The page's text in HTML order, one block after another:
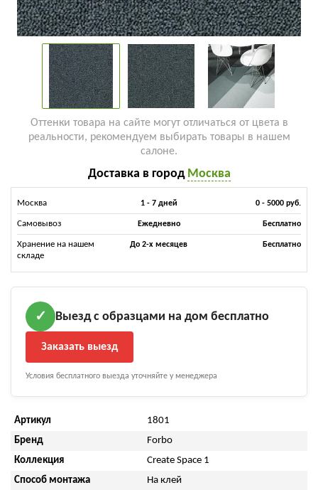
Оттенки товара на сайте могут отличаться от цвета в
реальности, рекомендуем выбирать товары в нашем
салоне.
Доставка в город Москва
Москва 1 - 7 дней 0 - 5000 руб.
Самовывоз Ежедневно Бесплатно
Хранение на нашем
складе
До 2-х месяцев Бесплатно
✓ Выезд с образцами на дом бесплатно
Заказать выезд
Условия бесплатного выезда уточняйте у менеджера
Артикул
1801
Бренд
Forbo
Коллекция
Create Space 1
Способ монтажа
На клей